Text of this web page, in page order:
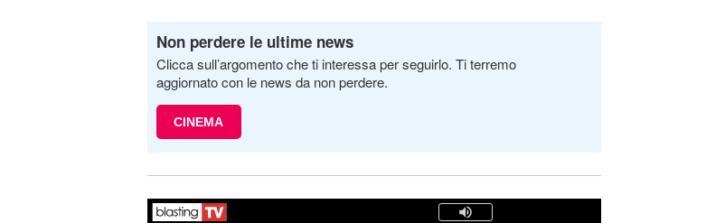
Non perdere le ultime news
Clicca sull’argomento che ti interessa per seguirlo. Ti terremo
aggiornato con le news da non perdere.
CINEMA